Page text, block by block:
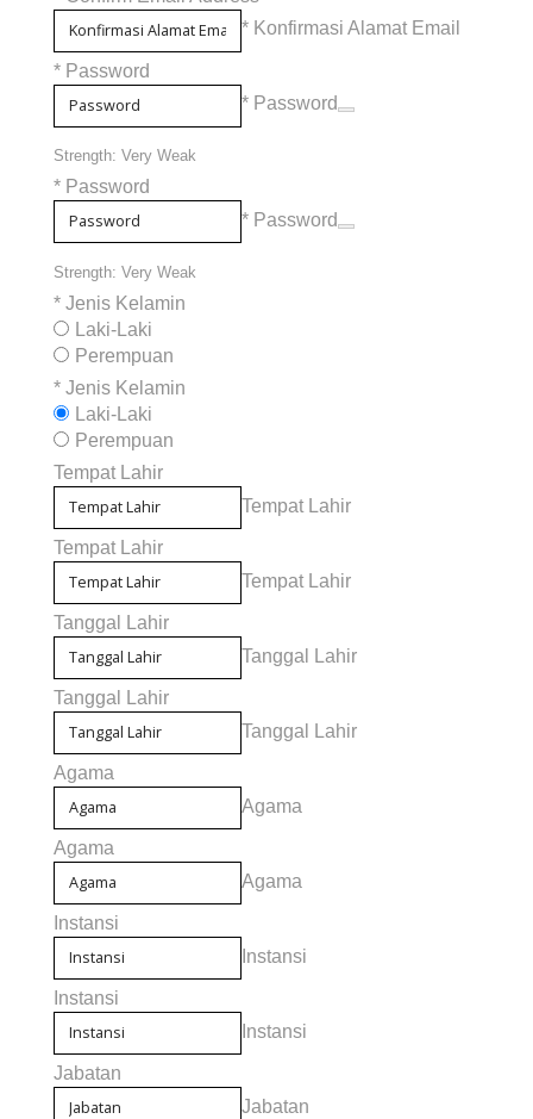
* Konfirmasi Alamat Email
* Password
* Password
Strength: Very Weak
* Password
* Password
Strength: Very Weak
* Jenis Kelamin
Laki-Laki
Perempuan
* Jenis Kelamin
Laki-Laki
Perempuan
Tempat Lahir
Tempat Lahir
Tempat Lahir
Tempat Lahir
Tanggal Lahir
Tanggal Lahir
Tanggal Lahir
Tanggal Lahir
Agama
Agama
Agama
Agama
Instansi
Instansi
Instansi
Instansi
Jabatan
Jabatan